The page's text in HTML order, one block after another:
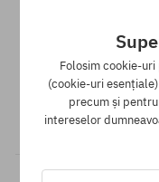
SuperClub este
pentru produsele
12%
Folosim cookie-
(cookie-uri
precum și
intereselor